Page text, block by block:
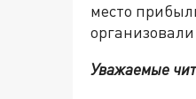
место
Уважаемые